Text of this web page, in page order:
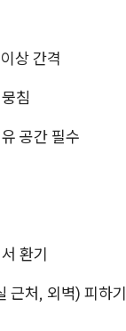
상 간격
침
공간 필수
환기
근처, 외벽) 피하기